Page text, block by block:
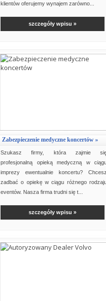
klientów oferujemy wynajem zarówno...
szczegóły wpisu »
Zabezpieczenie medyczne koncertów »
Szukasz firmy, która zajmie
profesjonalną opieką medyczną w
imprezy ewentualnie koncertu?
zadbać o opiekę w ciągu różnego
eventów. Nasza firma trudni się t...
szczegóły wpisu »